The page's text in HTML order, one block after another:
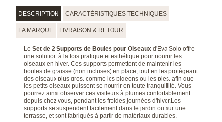
DESCRIPTION CARACTÉRISTIQUES TECHNIQUES
LA MARQUE LIVRAISON & RETOUR
LeSet de 2 Supports de Boules pour Oiseaux d'Eva Solo offre
une solution à la fois pratique et esthétique pour nourrir les
oiseaux en hiver. Ces supports permettent de maintenir les
boules de graisse (non incluses) en place, tout en les protégeant
des oiseaux plus gros, comme les pigeons ou les pies, afin que
les petits oiseaux puissent se nourrir en toute tranquillité. Vous
pourrez ainsi observer ces visiteurs à plumes confortablement
depuis chez vous, pendant les froides journées d'hiver.Les
supports se suspendent facilement dans le jardin ou sur une
terrasse, et sont fabriqués à partir de matériaux durables.